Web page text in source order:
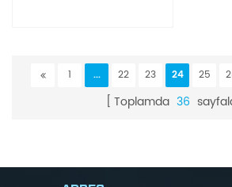
1 ... 22 23 24 25
Toplamda 36